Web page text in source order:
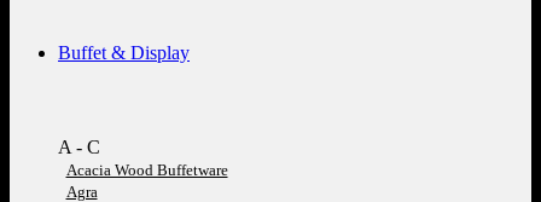
Buffet & Display
A - C
Acacia Wood Buffetware
Agra